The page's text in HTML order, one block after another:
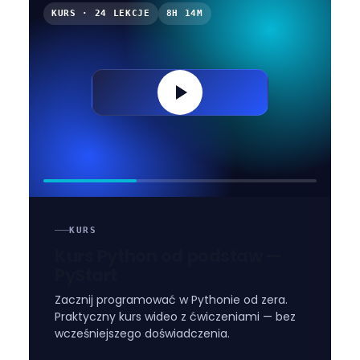
KURS · 24 LEKCJE 8H 14M
KURS
Zacznij programować w Pythonie od zera.
Praktyczny kurs wideo z ćwiczeniami — bez
wcześniejszego doświadczenia.